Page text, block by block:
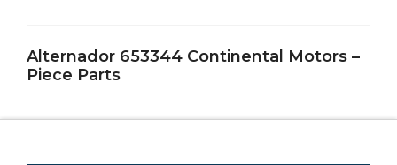
Alternador 653344 Continental Motors –
Piece Parts